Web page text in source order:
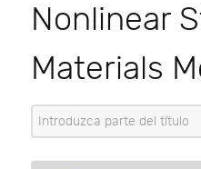
Nonlinear
Materials
Introduzca parte del título